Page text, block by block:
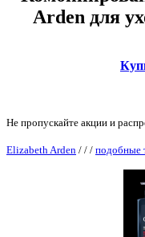
Arden для
Не пропускайте акции и
Elizabeth Arden / / / подобные